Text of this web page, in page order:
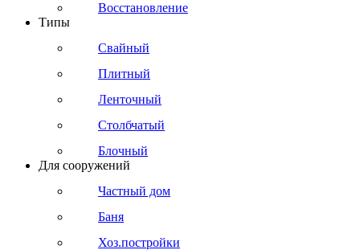
Восстановление
Типы
Свайный
Плитный
Ленточный
Столбчатый
Блочный
Для сооружений
Частный дом
Баня
Хоз.постройки